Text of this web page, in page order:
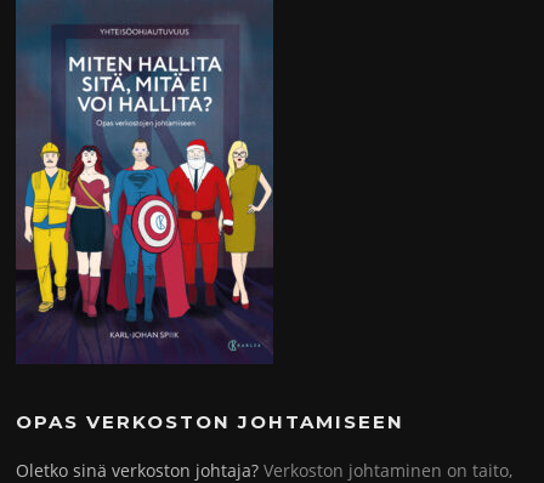
OPAS VERKOSTON JOHTAMISEEN
Oletko sinä verkoston johtaja? Verkoston johtaminen on taito,